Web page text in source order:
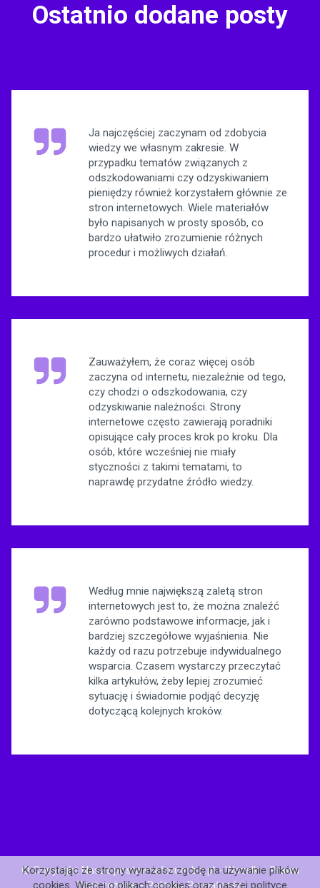
Ostatnio dodane posty
Ja najczęściej zaczynam od zdobycia
wiedzy we własnym zakresie. W
przypadku tematów związanych z
odszkodowaniami czy odzyskiwaniem
pieniędzy również korzystałem głównie ze
stron internetowych. Wiele materiałów
było napisanych w prosty sposób, co
bardzo ułatwiło zrozumienie różnych
procedur i możliwych działań.
Zauważyłem, że coraz więcej osób
zaczyna od internetu, niezależnie od tego,
czy chodzi o odszkodowania, czy
odzyskiwanie należności. Strony
internetowe często zawierają poradniki
opisujące cały proces krok po kroku. Dla
osób, które wcześniej nie miały
styczności z takimi tematami, to
naprawdę przydatne źródło wiedzy.
Według mnie największą zaletą stron
internetowych jest to, że można znaleźć
zarówno podstawowe informacje, jak i
bardziej szczegółowe wyjaśnienia. Nie
każdy od razu potrzebuje indywidualnego
wsparcia. Czasem wystarczy przeczytać
kilka artykułów, żeby lepiej zrozumieć
sytuację i świadomie podjąć decyzję
dotyczącą kolejnych kroków.
© Copyright Nasze.postawnaforum.biz.pl - Wszelkie Prawa
Zastrzeżone -Polityka Prywatności
Korzystając ze strony wyrażasz zgodę na używanie plików